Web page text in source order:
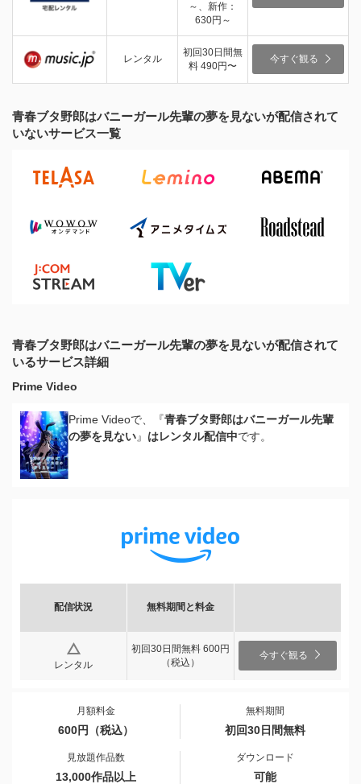
～、新作：
630円～
レンタル
初回30日間無
料 490円〜
今すぐ観る
青春ブタ野郎はバニーガール先輩の夢を見ないが配信されて
いないサービス一覧
青春ブタ野郎はバニーガール先輩の夢を見ないが配信されて
いるサービス詳細
Prime Video
Prime Videoで、『青春ブタ野郎はバニーガール先輩
の夢を見ない』 はレンタル配信中です。
配信状況 無料期間と料金
レンタル
初回30日間無料 600円
（税込）
今すぐ観る
月額料金
600円（税込）
無料期間
初回30日間無料
見放題作品数
13,000作品以上
ダウンロード
可能